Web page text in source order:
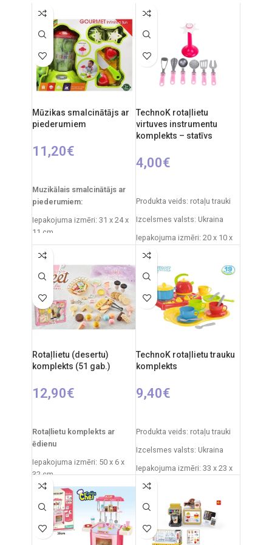
Produkta izmēri: 33 x 58 x 84
Ieteicamais vecums: no 3
gadiem.
Mūzikas smalcinātājs ar
piederumiem
11,20€
Muzikālais smalcinātājs ar
piederumiem:
Iepakojuma izmēri: 31 x 24 x
11 cm
Svars: 490 g
Ieteicamais vecums: no 3
gadiem
Nepieciešamie elementi:
2xAA
Materiāls: plastmasas
TechnoK rotaļlietu
virtuves instrumentu
komplekts – statīvs
4,00€
Produkta veids: rotaļu trauki
Izcelsmes valsts: Ukraina
Iepakojuma izmēri: 20 x 10 x
Produkta materiāls:
plastmasa
Ieteicamais vecums: no 3
gadiem.
Rotaļlietu (desertu)
komplekts (51 gab.)
12,90€
Rotaļlietu komplekts ar
ēdienu
Iepakojuma izmēri: 50 x 6 x
32 cm
Izcelsmes valsts: Ķīna
Ieteicamais vecums: no 3
gadiem.
TechnoK rotaļlietu trauku
komplekts
9,40€
Produkta veids: rotaļu trauki
Izcelsmes valsts: Ukraina
Iepakojuma izmēri: 33 x 23 x
Produkta materiāls:
plastmasa
Ieteicamais vecums: no 3
gadiem.